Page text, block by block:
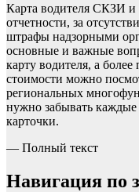
Карта водителя СКЗИ
отчетности, за
штрафы надзорными
основные и важные
карту водителя, а
стоимости можно
региональных
нужно забывать каждые
карточки.
— Полный текст
Навигация по